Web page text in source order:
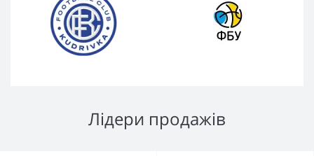
Лідери продажів